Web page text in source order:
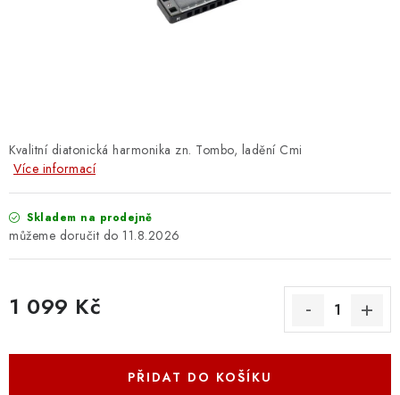
OSTATNÍ STRUNNÉ NÁSTROJE
O E-SHOPU
OBCHODNÍ PODMÍNKY
ODSTOUPENÍ OD SMLOUVY
ZÁSADY ZPRACOVÁNÍ OSOBNÍCH ÚDAJŮ
KONTAKTY O E-SHOPU
BLOG
OBCHODNÍ PODMÍNKY
ODSTOUPENÍ OD SMLOUVY
Kvalitní diatonická harmonika zn. Tombo, ladění Cmi
Více informací
Skladem na prodejně
11.8.2026
1 099 Kč
PŘIDAT DO KOŠÍKU